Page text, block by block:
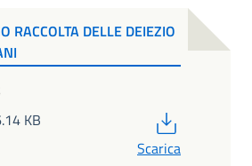
RACCOLTA DELLE DEIEZIO
KB
Scarica